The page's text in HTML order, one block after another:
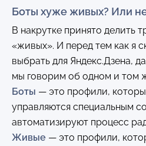
Боты хуже живых? Или
В накрутке принято делить
«живых». И перед тем как я
выбрать для Яндекс.Дзена,
мы говорим об одном и том
Боты — это профили,
управляются специальным
автоматизируют процесс
Живые — это профили,